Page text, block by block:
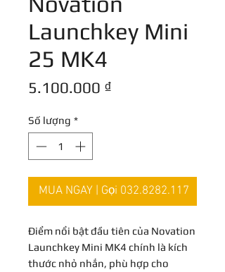
Launchkey Mini
25 MK4
5.100.000 ₫
Số lượng *
MUA NGAY | Gọi 032.8282.117
Điểm nổi bật đầu tiên của Novation
Launchkey Mini MK4 chính là kích
thước nhỏ nhắn, phù hợp cho